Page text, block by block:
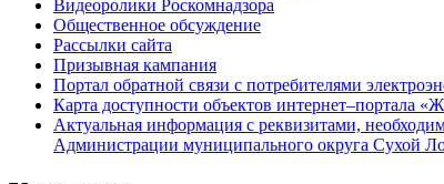
Видеоролики Роскомнадзора
Общественное обсуждение
Рассылки сайта
Призывная кампания
Портал обратной связи с потребителями
Карта доступности объектов интернет–портала
Актуальная информация с реквизитами,
Администрации муниципального округа Сухой